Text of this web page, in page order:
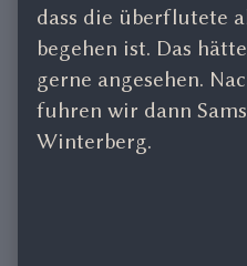
dass die überflutete
begehen ist. Das
gerne angesehen.
fuhren wir dann
Winterberg.